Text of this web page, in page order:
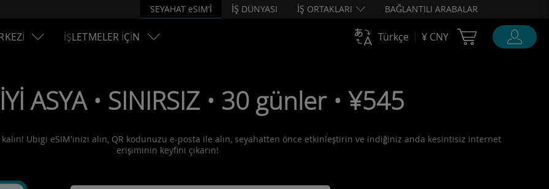
SEYAHAT eSIM’İ İŞ DÜNYASI İŞ ORTAKLARI BAĞLANTILI ARABALAR
İŞLETMELER İÇİN Türkçe ¥ CNY Cart Ubigi
ASYA • SINIRSIZ • 30 günler • ¥545
Ubigi eSIM'inizi alın, QR kodunuzu e-posta ile alın, seyahatten önce etkinleştirin ve indiğiniz anda kesintisiz internet
erişiminin keyfini çıkarın!